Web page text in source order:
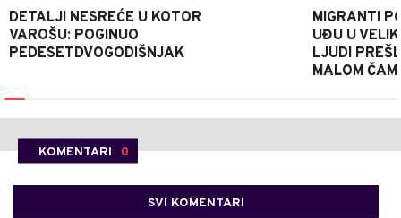
DETALJI NESREĆE U KOTOR
VAROŠU: POGINUO
PEDESETDVOGODIŠNJAK
MIGRANTI
UĐU U
LJUDI
MALOM
KOMENTARI 0
SVI KOMENTARI